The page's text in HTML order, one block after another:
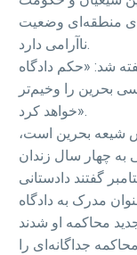
منطقه‌ای وضعیت
ناآرامی دارد.
شد: «حکم دادگاه
بحرین را وخیم‌تر
خواهد کرد».
شیعه بحرین است،
به چهار سال زندان
گفتند دادستانی
مدرک به دادگاه
جداگانه‌ای را